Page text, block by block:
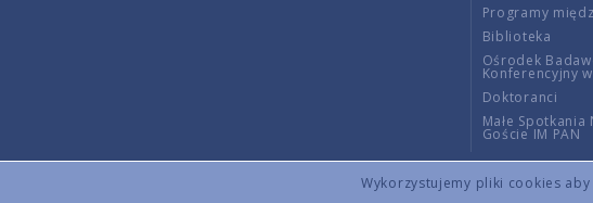
Wykorzystujemy pliki cookies
Programy
Biblioteka
Ośrodek
Konferencyjny
Doktoranci
Małe Spotkania
Goście IM PAN